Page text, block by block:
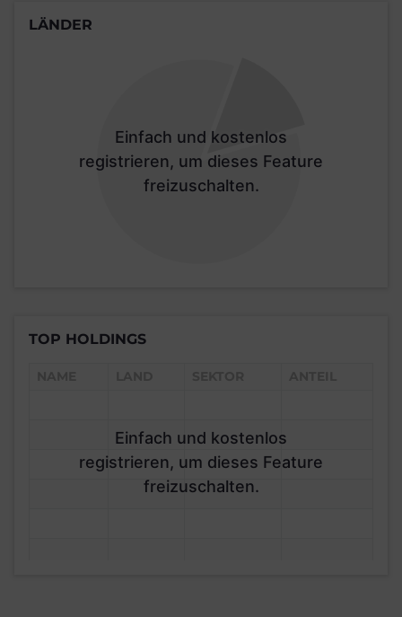
LÄNDER
Einfach und kostenlos
registrieren, um dieses Feature
freizuschalten.
TOP HOLDINGS
Einfach und kostenlos
registrieren, um dieses Feature
freizuschalten.